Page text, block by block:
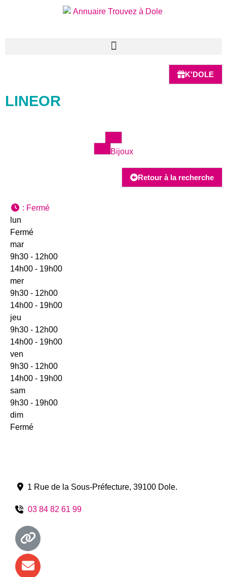
K'DOLE
LINEOR
Bijoux
Retour à la recherche
: Fermé
lun
Fermé
mar
9h30 - 12h00
14h00 - 19h00
mer
9h30 - 12h00
14h00 - 19h00
jeu
9h30 - 12h00
14h00 - 19h00
ven
9h30 - 12h00
14h00 - 19h00
sam
9h30 - 19h00
dim
Fermé
1 Rue de la Sous-Préfecture, 39100 Dole.
03 84 82 61 99